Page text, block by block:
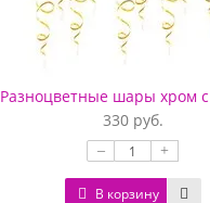
Разноцветные шары хром
330 руб.
– +
В корзину